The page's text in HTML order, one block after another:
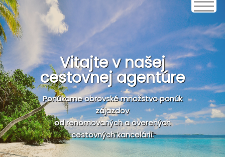
Vitajte v našej
cestovnej agentúre
Ponúkame obrovské množstvo ponúk
zájazdov
od renomovaných a overených
cestovných kancelárií.